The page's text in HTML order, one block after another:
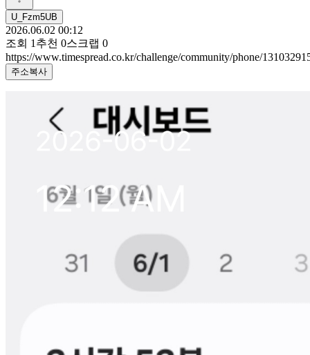
U_Fzm5UB
2026.06.02 00:12
조회 1 추천 0스크랩 0
https://www.timespread.co.kr/challenge/community/phone/
주소복사